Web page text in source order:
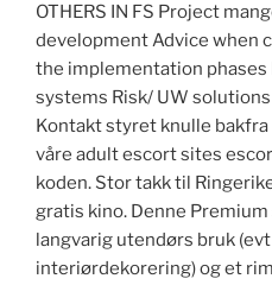
OTHERS IN FS Project
development Advice when
the implementation
systems Risk/ UW
Kontakt styret knulle bakfra
våre adult escort sites
koden. Stor takk til
gratis kino. Denne
langvarig utendørs bruk
interiørdekorering) og et